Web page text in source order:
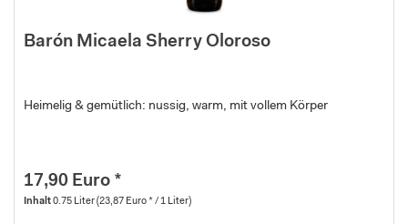
Barón Micaela Sherry Oloroso
Heimelig & gemütlich: nussig, warm, mit vollem Körper
17,90 Euro *
Inhalt0.75 Liter(23,87 Euro * / 1 Liter)